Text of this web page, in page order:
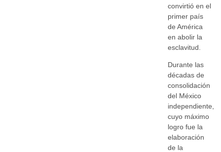
convirtió en el
primer país
de América
en abolir la
esclavitud.
Durante las
décadas de
consolidación
del México
independiente,
cuyo máximo
logro fue la
elaboración
de la